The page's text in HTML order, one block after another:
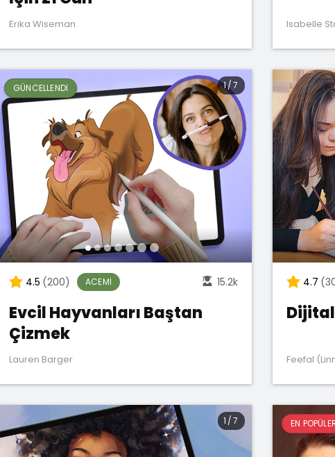
Erika Wiseman Isabelle
GÜNCELLENDI
4.5 (200) ACEMI 15.2k
Evcil Hayvanları Baştan
Çizmek
Lauren Barger
1/7
4.7
Feefal
1 /7 EN